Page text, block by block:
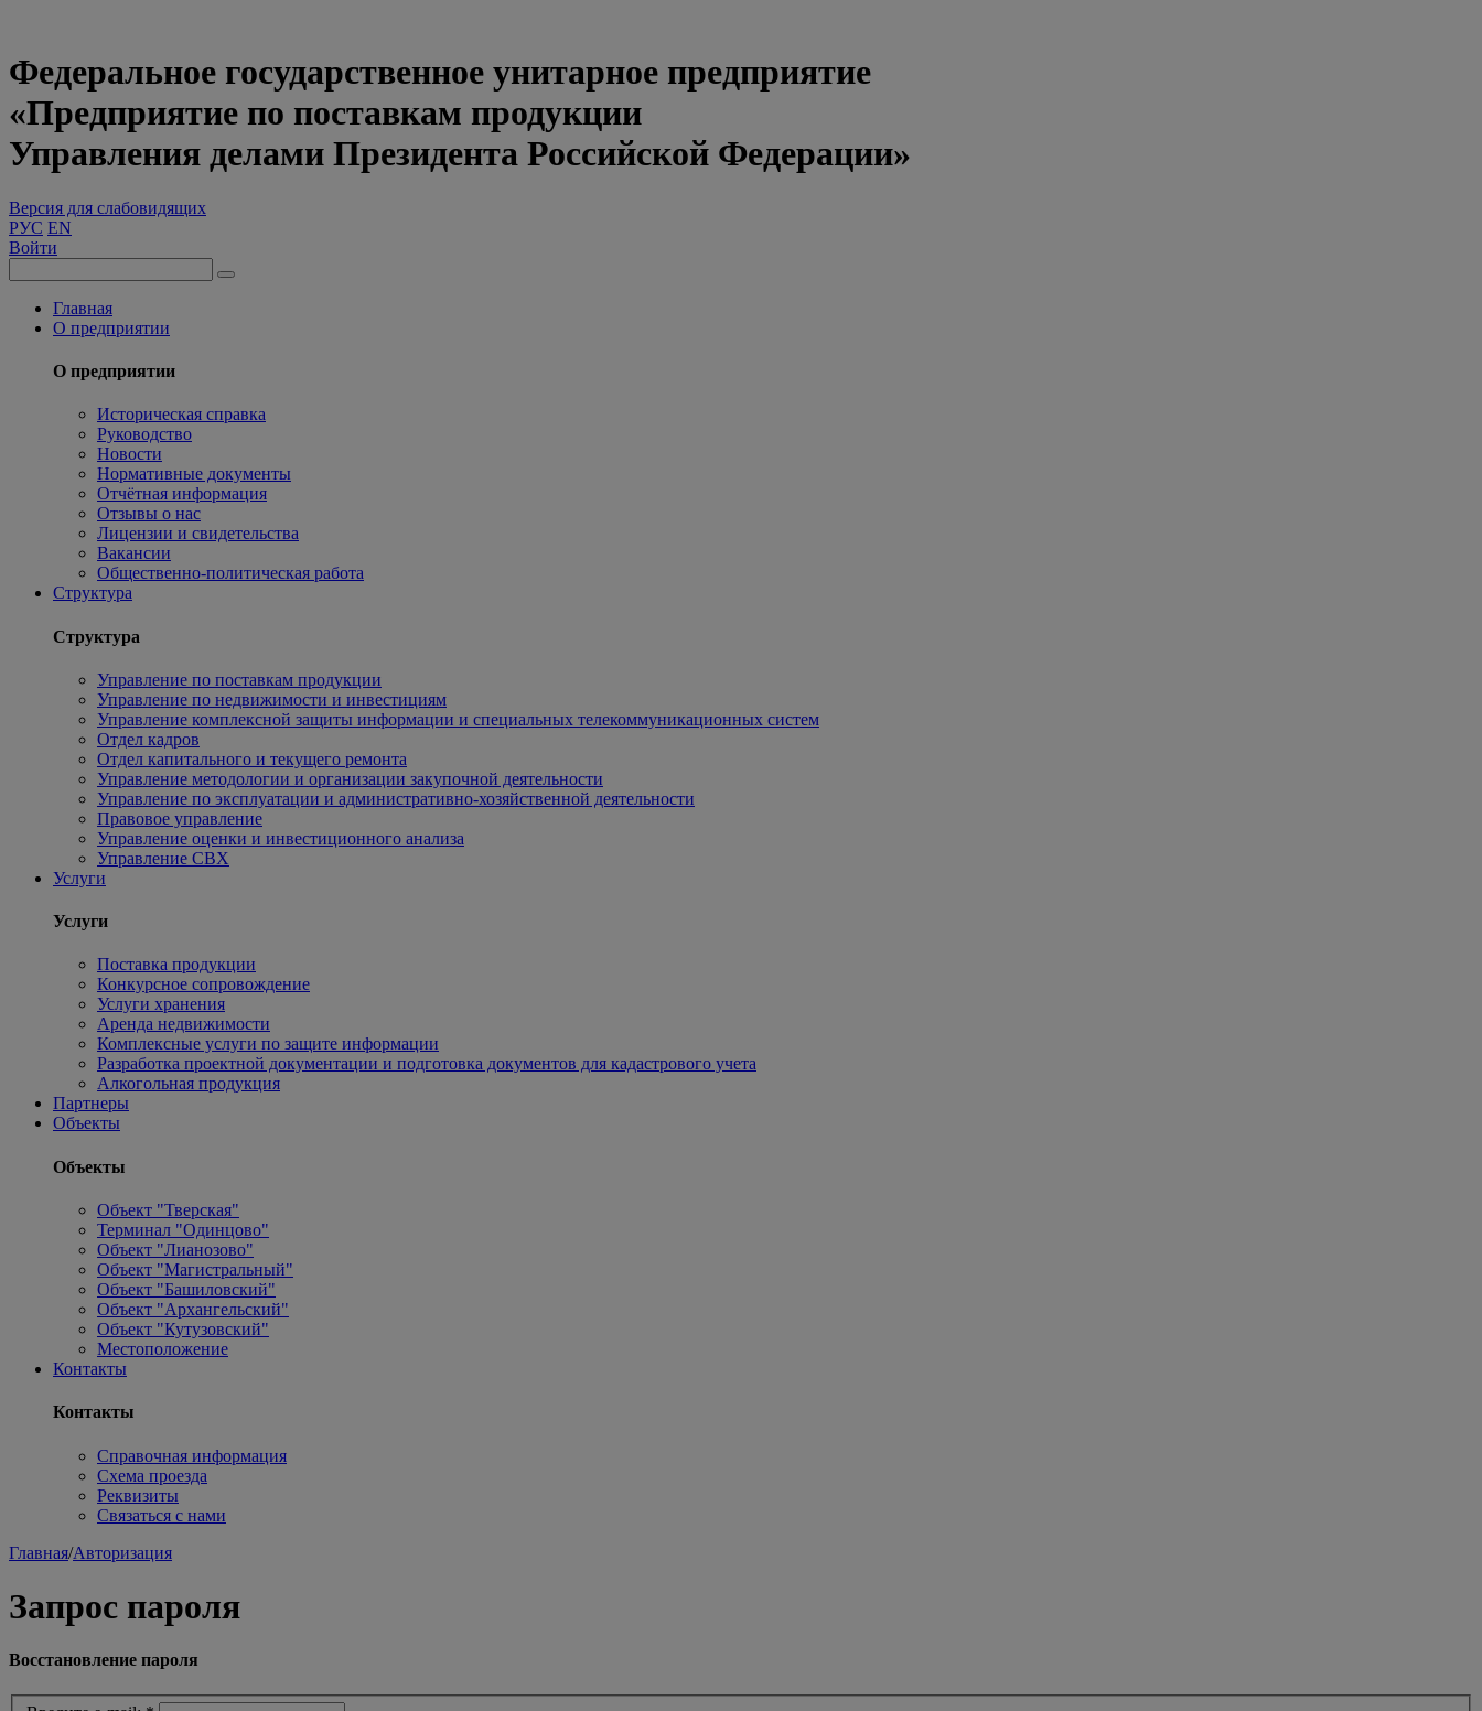
Федеральное государственное унитарное предприятие
«Предприятие по поставкам продукции
Управления делами Президента Российской Федерации»
Версия для слабовидящих
РУС EN
Войти
Главная
О предприятии
О предприятии
Историческая справка
Руководство
Новости
Нормативные документы
Отчётная информация
Отзывы о нас
Лицензии и свидетельства
Вакансии
Общественно-политическая работа
Структура
Структура
Управление по поставкам продукции
Управление по недвижимости и инвестициям
Управление комплексной защиты информации и специальных телекоммуникационных систем
Отдел кадров
Отдел капитального и текущего ремонта
Управление методологии и организации закупочной деятельности
Управление по эксплуатации и административно-хозяйственной деятельности
Правовое управление
Управление оценки и инвестиционного анализа
Управление СВХ
Услуги
Услуги
Поставка продукции
Конкурсное сопровождение
Услуги хранения
Аренда недвижимости
Комплексные услуги по защите информации
Разработка проектной документации и подготовка документов для кадастрового учета
Алкогольная продукция
Партнеры
Объекты
Объекты
Объект "Тверская"
Терминал "Одинцово"
Объект "Лианозово"
Объект "Магистральный"
Объект "Башиловский"
Объект "Архангельский"
Объект "Кутузовский"
Местоположение
Контакты
Контакты
Справочная информация
Схема проезда
Реквизиты
Связаться с нами
Главная/Авторизация
Запрос пароля
Восстановление пароля